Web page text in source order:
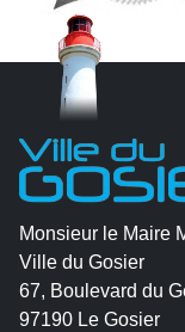
Monsieur le Maire
Ville du Gosier
67, Boulevard du
97190 Le Gosier